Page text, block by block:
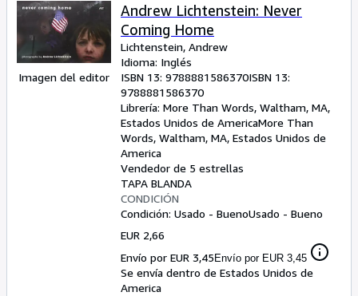
Imagen del editor
Andrew Lichtenstein: Never
Coming Home
Lichtenstein, Andrew
Idioma: Inglés
ISBN 13: 9788881586370ISBN 13:
9788881586370
Librería: More Than Words, Waltham, MA,
Estados Unidos de AmericaMore Than
Words, Waltham, MA, Estados Unidos de
America
Vendedor de 5 estrellas
TAPA BLANDA
CONDICIÓN
Condición: Usado - BuenoUsado - Bueno
EUR 2,66
Envío por EUR 3,45Envío por EUR 3,45
Se envía dentro de Estados Unidos de
America